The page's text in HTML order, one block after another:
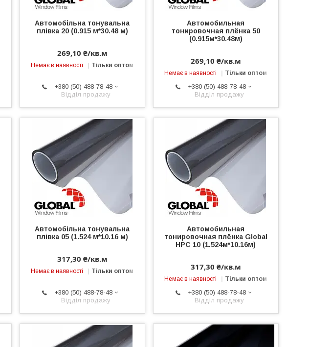
Автомобільна тонувальна
плівка 20 (0.915 м*30.48 м)
269,10 ₴/кв.м
Немає в наявності Тільки оптом
+380 (50) 488-78-48
Відділ продажу
Автомобильная
тонировочная плёнка 50
(0.915м*30.48м)
269,10 ₴/кв.м
Немає в наявності Тільки оптом
+380 (50) 488-78-48
Відділ продажу
Автомобільна тонувальна
плівка 05 (1.524 м*10.16 м)
317,30 ₴/кв.м
Немає в наявності Тільки оптом
+380 (50) 488-78-48
Відділ продажу
Автомобильная
тонировочная плёнка Global
HPC 10 (1.524м*10.16м)
317,30 ₴/кв.м
Немає в наявності Тільки оптом
+380 (50) 488-78-48
Відділ продажу